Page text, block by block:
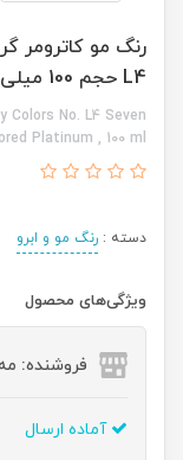
رنگ مو کاترومر
L4 حجم 100 میلی لیتر
Colors No. L4 Seven
Platinum , 100 ml
دسته : رنگ مو و ابرو
ویژگی‌های محصول
فروشنده:
آماده ارسال